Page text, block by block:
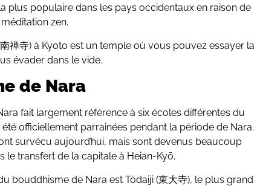
plus populaire dans les pays occidentaux en raison de
zen.
禅寺) à Kyoto est un temple où vous pouvez essayer la
évader dans le vide.
de Nara
fait largement référence à six écoles différentes du
officiellement parrainées pendant la période de Nara.
survécu aujourd’hui, mais sont devenus beaucoup
le transfert de la capitale à Heian-Kyō.
bouddhisme de Nara est Tōdaiji (東大寺), le plus grand